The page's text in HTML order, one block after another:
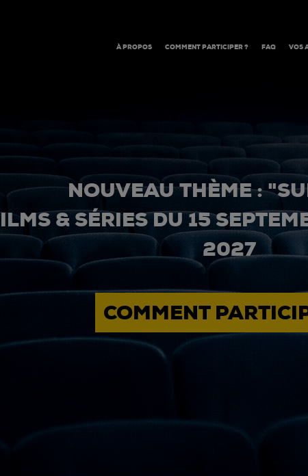
À PROPOS COMMENT PARTICIPER ? FAQ VOS
NOUVEAU THÈME :
& SÉRIES DU 15
2027
COMMENT